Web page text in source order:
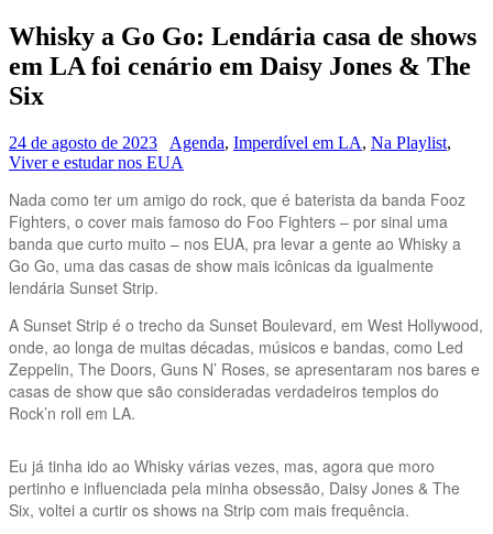
Whisky a Go Go: Lendária casa de shows
em LA foi cenário em Daisy Jones & The
Six
24 de agosto de 2023 Agenda, Imperdível em LA, Na Playlist,
Viver e estudar nos EUA
Nada como ter um amigo do rock, que é baterista da banda Fooz
Fighters, o cover mais famoso do Foo Fighters – por sinal uma
banda que curto muito – nos EUA, pra levar a gente ao Whisky a
Go Go, uma das casas de show mais icônicas da igualmente
lendária Sunset Strip.
A Sunset Strip é o trecho da Sunset Boulevard, em West Hollywood,
onde, ao longa de muitas décadas, músicos e bandas, como Led
Zeppelin, The Doors, Guns N’ Roses, se apresentaram nos bares e
casas de show que são consideradas verdadeiros templos do
Rock’n roll em LA.
Eu já tinha ido ao Whisky várias vezes, mas, agora que moro
pertinho e influenciada pela minha obsessão, Daisy Jones & The
Six, voltei a curtir os shows na Strip com mais frequência.